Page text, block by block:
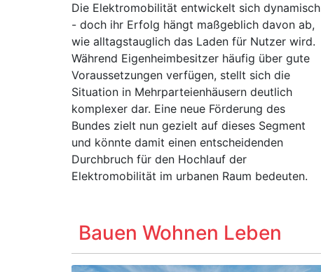
Die Elektromobilität entwickelt sich dynamisch
- doch ihr Erfolg hängt maßgeblich davon ab,
wie alltagstauglich das Laden für Nutzer wird.
Während Eigenheimbesitzer häufig über gute
Voraussetzungen verfügen, stellt sich die
Situation in Mehrparteienhäusern deutlich
komplexer dar. Eine neue Förderung des
Bundes zielt nun gezielt auf dieses Segment
und könnte damit einen entscheidenden
Durchbruch für den Hochlauf der
Elektromobilität im urbanen Raum bedeuten.
Bauen Wohnen Leben